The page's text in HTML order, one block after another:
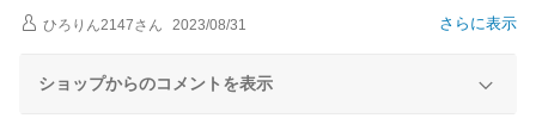
さらに表示
ひろりん2147さん 2023/08/31
ショップからのコメントを表示